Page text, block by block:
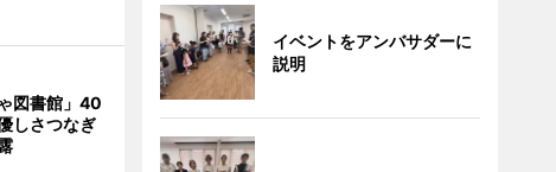
図書館」40
しさつなぎ
イベントをアンバサダーに
説明